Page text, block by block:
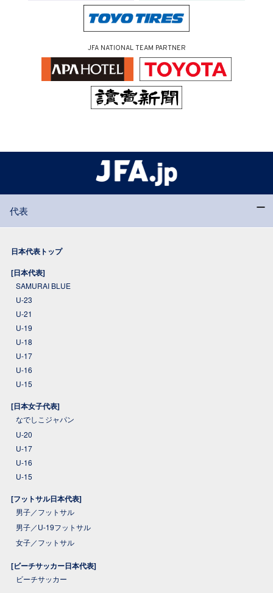
JFA NATIONAL TEAM PARTNER
代表
日本代表トップ
[日本代表]
SAMURAI BLUE
U-23
U-21
U-19
U-18
U-17
U-16
U-15
[日本女子代表]
なでしこジャパン
U-20
U-17
U-16
U-15
[フットサル日本代表]
男子／フットサル
男子／U-19フットサル
女子／フットサル
[ビーチサッカー日本代表]
ビーチサッカー